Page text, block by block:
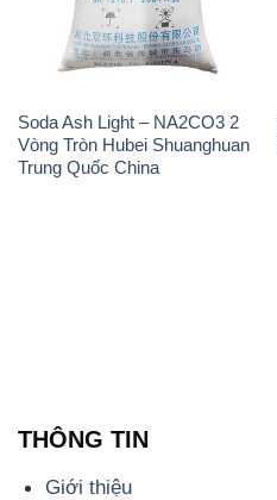
Soda Ash Light – NA2CO3 2
Vòng Tròn Hubei Shuanghuan
Trung Quốc China
THÔNG TIN
Giới thiệu